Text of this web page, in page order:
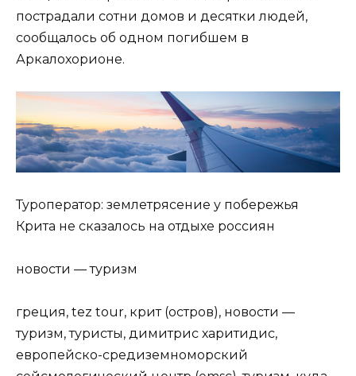
пострадали сотни домов и десятки людей,
сообщалось об одном погибшем в
Аркалохорионе.
Туроператор: землетрясение у побережья
Крита не сказалось на отдыхе россиян
новости — туризм
греция, tez tour, крит (остров), новости —
туризм, туристы, димитрис харитидис,
европейско-средиземноморский